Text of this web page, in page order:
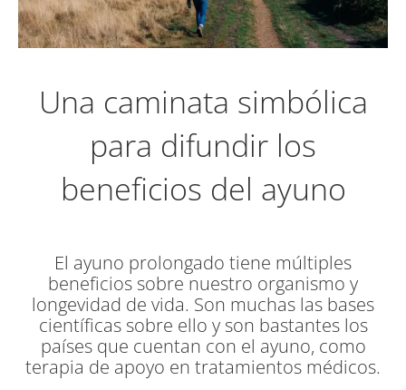
Una caminata simbólica
para difundir los
beneficios del ayuno
El ayuno prolongado tiene múltiples
beneficios sobre nuestro organismo y
longevidad de vida. Son muchas las bases
científicas sobre ello y son bastantes los
países que cuentan con el ayuno, como
terapia de apoyo en tratamientos médicos.